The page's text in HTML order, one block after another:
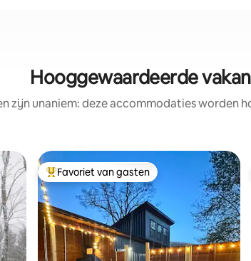
Hooggewaardeerde
zijn unaniem: deze accommodaties worden
Topfavoriet van gasten
Favoriet van gasten